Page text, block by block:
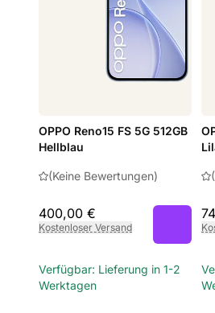
OPPO Reno15 FS 5G 512GB
Hellblau
(Keine Bewertungen)
400,00 €
Kostenloser Versand
Verfügbar: Lieferung in 1-2
Werktagen